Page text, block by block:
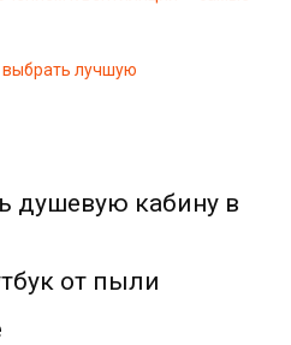
лучшую
душевую кабину в
от пыли